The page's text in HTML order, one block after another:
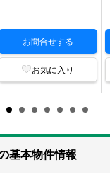
お問合せする
お気に入り
基本物件情報